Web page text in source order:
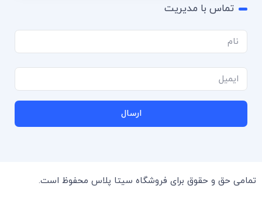
تماس با مدیریت
ارسال
تمامی حق و حقوق برای فروشگاه سیتا پلاس محفوظ است.